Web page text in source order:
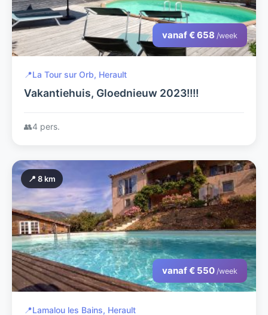
vanaf € 658 /week
📍La Tour sur Orb, Herault
Vakantiehuis, Gloednieuw 2023!!!!
👥4 pers.
📍 8 km
vanaf € 550 /week
📍Lamalou les Bains, Herault